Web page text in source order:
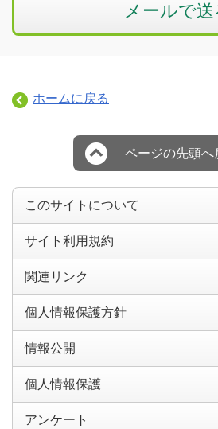
メールで送
ホームに戻る
ページの先頭へ
このサイトについて
サイト利用規約
関連リンク
個人情報保護方針
情報公開
個人情報保護
アンケート